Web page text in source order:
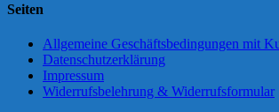
Seiten
Allgemeine Geschäftsbedingungen mit
Datenschutzerklärung
Impressum
Widerrufsbelehrung & Widerrufsformular